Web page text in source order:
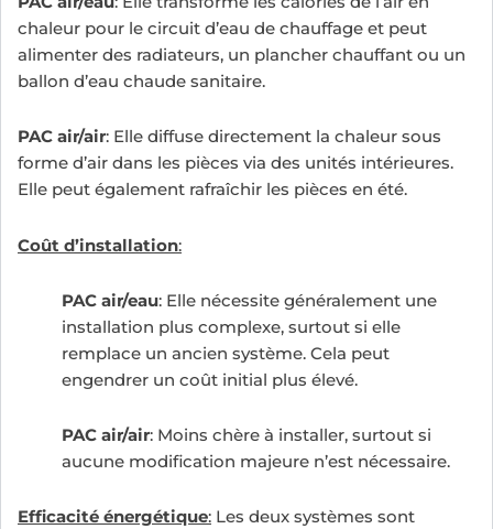
chaleur pour le circuit d’eau de chauffage et peut
alimenter des radiateurs, un plancher chauffant ou un
ballon d’eau chaude sanitaire.
PAC air/air: Elle diffuse directement la chaleur sous
forme d’air dans les pièces via des unités intérieures.
Elle peut également rafraîchir les pièces en été.
Coût d’installation:
PAC air/eau: Elle nécessite généralement une
installation plus complexe, surtout si elle
remplace un ancien système. Cela peut
engendrer un coût initial plus élevé.
PAC air/air: Moins chère à installer, surtout si
aucune modification majeure n’est nécessaire.
Efficacité énergétique: Les deux systèmes sont